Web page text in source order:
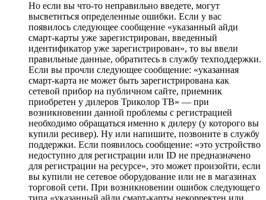
Но если вы что-то неправильно введете, могут
высветиться определенные ошибки. Если у вас
появилось следующее сообщение «указанный айди
смарт-карты уже зарегистрирован, введенный
идентификатор уже зарегистрирован», то вы ввели
правильные данные, обратитесь в службу техподдержки.
Если вы прочли следующее сообщение: «указанная
смарт-карта не может быть зарегистрирована как
сетевой прибор на публичном сайте, приемник
приобретен у дилеров Триколор ТВ» — при
возникновении данной проблемы с регистрацией
необходимо обращаться именно к дилеру (у которого вы
купили ресивер). Ну или напишите, позвоните в службу
поддержки. Если появилось сообщение: «это устройство
недоступно для регистрации или ID не предназначено
для регистрации на ресурсе», это может произойти, если
вы купили не сетевое оборудование или не в магазинах
торговой сети. При возникновении ошибок следующего